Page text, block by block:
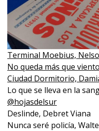
Terminal Moebius,
No queda más que
Ciudad Dormitorio,
Lo que se lleva en la
@hojasdelsur
Deslinde, Debret Viana
Nunca seré policía,